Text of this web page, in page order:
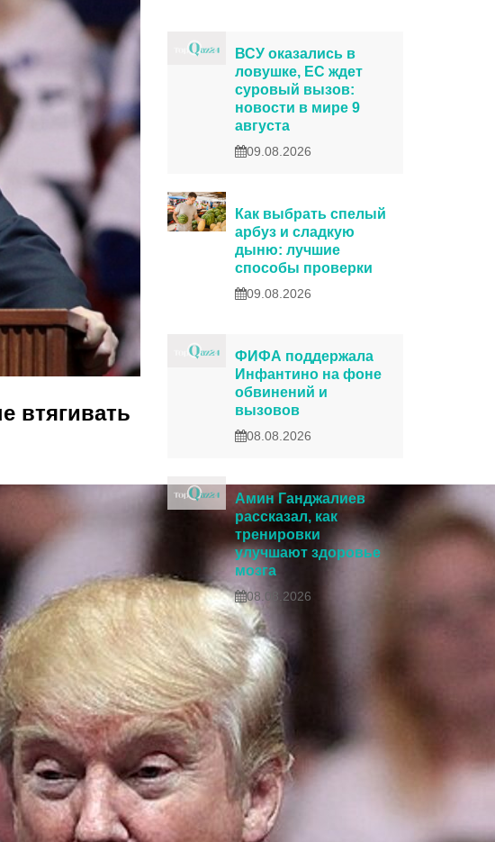
втягивать
ВСУ оказались в
ловушке, ЕС ждет
суровый вызов:
новости в мире 9
августа
09.08.2026
Как выбрать спелый
арбуз и сладкую
дыню: лучшие
способы проверки
09.08.2026
ФИФА поддержала
Инфантино на фоне
обвинений и
вызовов
08.08.2026
Амин Ганджалиев
рассказал, как
тренировки
улучшают здоровье
мозга
08.08.2026